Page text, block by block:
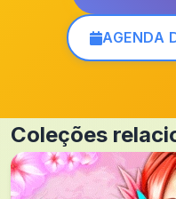
AGENDA
Coleções